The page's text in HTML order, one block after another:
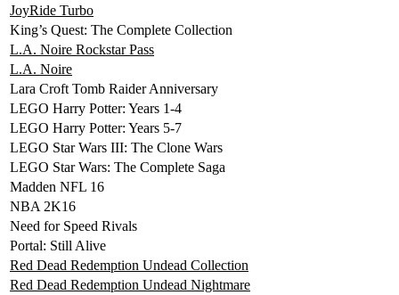
JoyRide Turbo
King’s Quest: The Complete Collection
L.A. Noire Rockstar Pass
L.A. Noire
Lara Croft Tomb Raider Anniversary
LEGO Harry Potter: Years 1-4
LEGO Harry Potter: Years 5-7
LEGO Star Wars III: The Clone Wars
LEGO Star Wars: The Complete Saga
Madden NFL 16
NBA 2K16
Need for Speed Rivals
Portal: Still Alive
Red Dead Redemption Undead Collection
Red Dead Redemption Undead Nightmare